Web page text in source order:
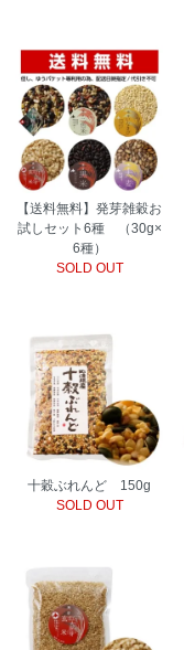
【送料無料】発芽雑穀お
試しセット6種 （30g×
6種）
SOLD OUT
十穀ぶれんど 150g
SOLD OUT